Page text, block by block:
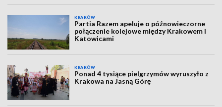
KRAKÓW
Partia Razem apeluje o późnowieczorne
połączenie kolejowe między Krakowem i
Katowicami
KRAKÓW
Ponad 4 tysiące pielgrzymów wyruszyło z
Krakowa na Jasną Górę